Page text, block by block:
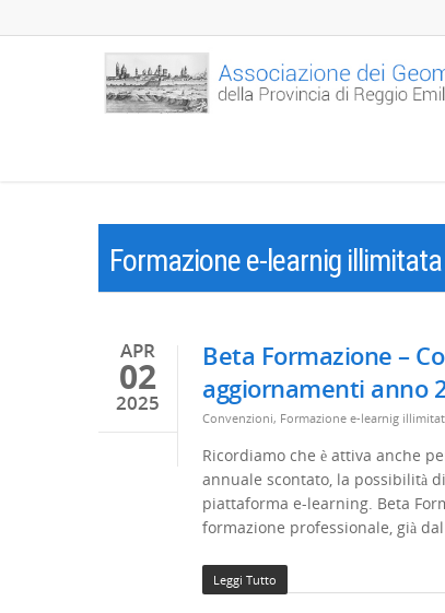
Formazione e-learnig illimitata
APR
02
2025
Beta Formazione –
aggiornamenti anno
Convenzioni, Formazione e-learnig
Ricordiamo che è attiva anche
annuale scontato, la possibilità
piattaforma e-learning. Beta
formazione professionale, già
Leggi Tutto